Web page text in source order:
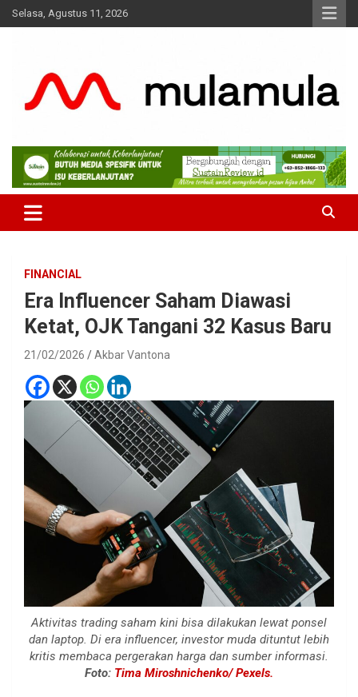
Skip
to
Selasa, Agustus 11, 2026
MulaMula
Medianya para Gen Z
FINANCIAL
Era Influencer Saham Diawasi
Ketat, OJK Tangani 32 Kasus Baru
21/02/2026 Akbar Vantona
Aktivitas trading saham kini bisa dilakukan lewat ponsel
dan laptop. Di era influencer, investor muda dituntut lebih
kritis membaca pergerakan harga dan sumber informasi.
Foto: Tima Miroshnichenko/ Pexels.